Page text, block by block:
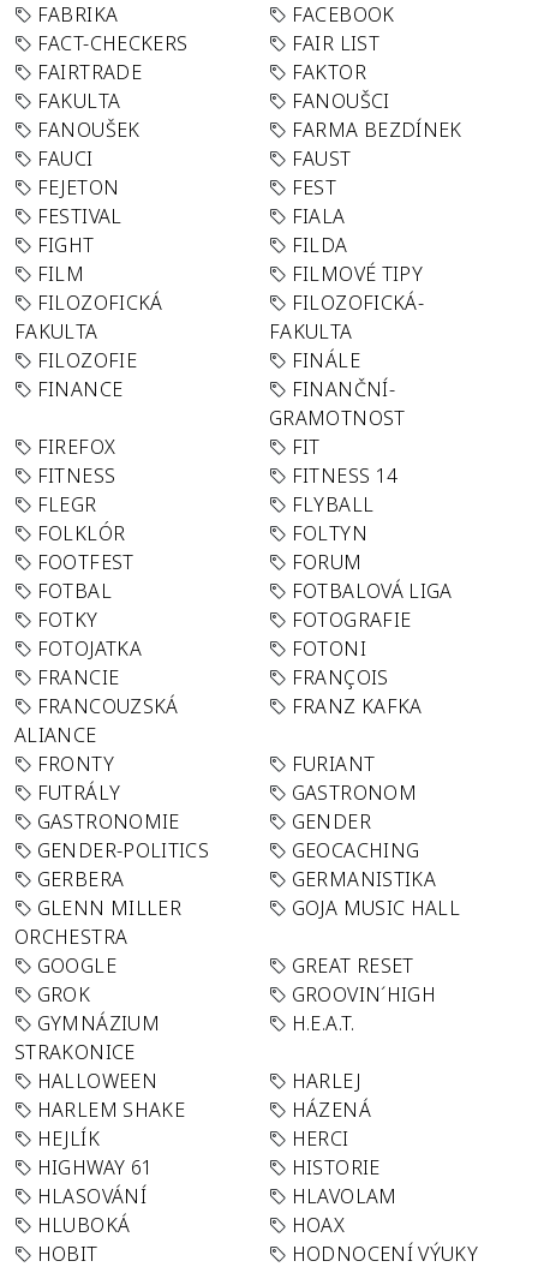
FABRIKA
FACEBOOK
FACT-CHECKERS
FAIR LIST
FAIRTRADE
FAKTOR
FAKULTA
FANOUŠCI
FANOUŠEK
FARMA BEZDÍNEK
FAUCI
FAUST
FEJETON
FEST
FESTIVAL
FIALA
FIGHT
FILDA
FILM
FILMOVÉ TIPY
FILOZOFICKÁ
FAKULTA
FILOZOFICKÁ-
FAKULTA
FILOZOFIE
FINÁLE
FINANCE
FINANČNÍ-
GRAMOTNOST
FIREFOX
FIT
FITNESS
FITNESS 14
FLEGR
FLYBALL
FOLKLÓR
FOLTYN
FOOTFEST
FORUM
FOTBAL
FOTBALOVÁ LIGA
FOTKY
FOTOGRAFIE
FOTOJATKA
FOTONI
FRANCIE
FRANÇOIS
FRANCOUZSKÁ
ALIANCE
FRANZ KAFKA
FRONTY
FURIANT
FUTRÁLY
GASTRONOM
GASTRONOMIE
GENDER
GENDER-POLITICS
GEOCACHING
GERBERA
GERMANISTIKA
GLENN MILLER
ORCHESTRA
GOJA MUSIC HALL
GOOGLE
GREAT RESET
GROK
GROOVIN´HIGH
GYMNÁZIUM
STRAKONICE
H.E.A.T.
HALLOWEEN
HARLEJ
HARLEM SHAKE
HÁZENÁ
HEJLÍK
HERCI
HIGHWAY 61
HISTORIE
HLASOVÁNÍ
HLAVOLAM
HLUBOKÁ
HOAX
HOBIT
HODNOCENÍ VÝUKY